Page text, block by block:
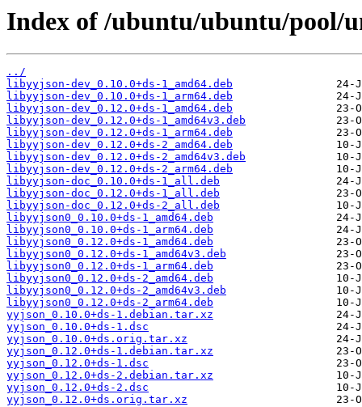
Index of /ubuntu/ubuntu/pool/
../
libyyjson-dev_0.10.0+ds-1_amd64.deb
libyyjson-dev_0.10.0+ds-1_arm64.deb
libyyjson-dev_0.12.0+ds-1_amd64.deb
libyyjson-dev_0.12.0+ds-1_amd64v3.deb
libyyjson-dev_0.12.0+ds-1_arm64.deb
libyyjson-dev_0.12.0+ds-2_amd64.deb
libyyjson-dev_0.12.0+ds-2_amd64v3.deb
libyyjson-dev_0.12.0+ds-2_arm64.deb
libyyjson-doc_0.10.0+ds-1_all.deb
libyyjson-doc_0.12.0+ds-1_all.deb
libyyjson-doc_0.12.0+ds-2_all.deb
libyyjson0_0.10.0+ds-1_amd64.deb
libyyjson0_0.10.0+ds-1_arm64.deb
libyyjson0_0.12.0+ds-1_amd64.deb
libyyjson0_0.12.0+ds-1_amd64v3.deb
libyyjson0_0.12.0+ds-1_arm64.deb
libyyjson0_0.12.0+ds-2_amd64.deb
libyyjson0_0.12.0+ds-2_amd64v3.deb
libyyjson0_0.12.0+ds-2_arm64.deb
yyjson_0.10.0+ds-1.debian.tar.xz
yyjson_0.10.0+ds-1.dsc
yyjson_0.10.0+ds.orig.tar.xz
yyjson_0.12.0+ds-1.debian.tar.xz
yyjson_0.12.0+ds-1.dsc
yyjson_0.12.0+ds-2.debian.tar.xz
yyjson_0.12.0+ds-2.dsc
yyjson_0.12.0+ds.orig.tar.xz